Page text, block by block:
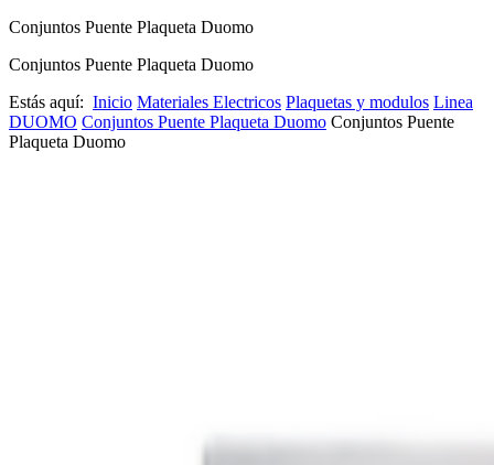
Conjuntos Puente Plaqueta Duomo
Conjuntos Puente Plaqueta Duomo
Estás aquí: Inicio Materiales Electricos Plaquetas y modulos Linea
DUOMO Conjuntos Puente Plaqueta Duomo Conjuntos Puente
Plaqueta Duomo